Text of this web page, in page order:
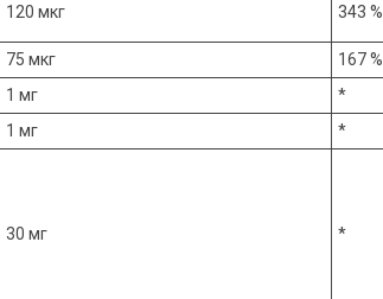
120 мкг 343 %
75 мкг
167 %
1 мг
*
1 мг
*
30 мг *